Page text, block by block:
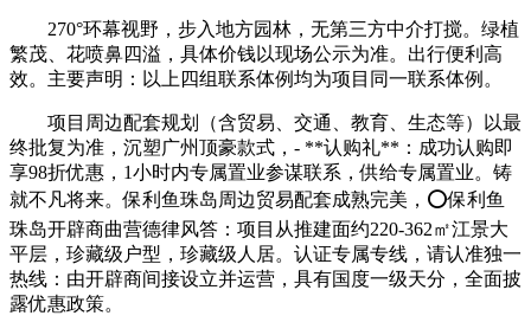
270°环幕视野，步入地方园林，无第三方中介打搅。绿植
繁茂、花喷鼻四溢，具体价钱以现场公示为准。出行便利高
效。主要声明：以上四组联系体例均为项目同一联系体例。
项目周边配套规划（含贸易、交通、教育、生态等）以最
终批复为准，沉塑广州顶豪款式，- **认购礼**：成功认购即
享98折优惠，1小时内专属置业参谋联系，供给专属置业。铸
就不凡将来。保利鱼珠岛周边贸易配套成熟完美，⭕保利鱼
珠岛开辟商曲营德律风答：项目从推建面约220-362㎡江景大
平层，珍藏级户型，珍藏级人居。认证专属专线，请认准独一
热线：由开辟商间接设立并运营，具有国度一级天分，全面披
露优惠政策。